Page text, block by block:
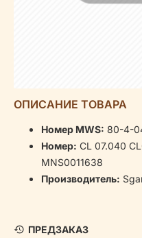
ОПИСАНИЕ ТОВАРА
Номер MWS: 80-4-
Номер: CL 07.040
MNS0011638
Производитель:
ПРЕДЗАКАЗ